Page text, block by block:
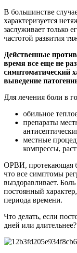
В большинстве
характеризуется
заслуживает только
частотой развития
Действенные
время все еще не
симптоматический
выведение
Для лечения боли в
обильное
препараты
местные
компрессы,
ОРВИ, протекающая
что все симптомы
выздоравливает.
постоянный
периода времени.
Что делать, если
дней или